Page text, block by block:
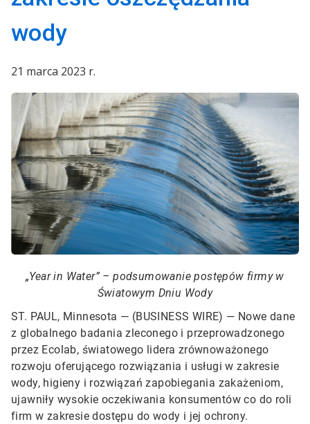
wody
21 marca 2023 r.
„Year in Water” – podsumowanie postępów firmy w
Światowym Dniu Wody
ST. PAUL, Minnesota — (BUSINESS WIRE) — Nowe dane
z globalnego badania zleconego i przeprowadzonego
przez Ecolab, światowego lidera zrównoważonego
rozwoju oferującego rozwiązania i usługi w zakresie
wody, higieny i rozwiązań zapobiegania zakażeniom,
ujawniły wysokie oczekiwania konsumentów co do roli
firm w zakresie dostępu do wody i jej ochrony.